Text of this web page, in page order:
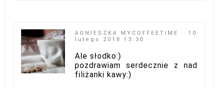
AGNIESZKA MYCOFFEETIME
10
lutego 2018 13:30
Ale słodko:)
pozdrawiam serdecznie z nad
filiżanki kawy:)